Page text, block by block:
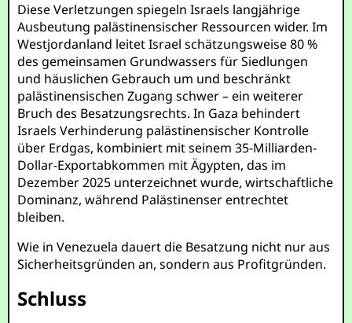
Diese Verletzungen spiegeln Israels langjährige
Ausbeutung palästinensischer Ressourcen wider. Im
Westjordanland leitet Israel schätzungsweise 80 %
des gemeinsamen Grundwassers für Siedlungen
und häuslichen Gebrauch um und beschränkt
palästinensischen Zugang schwer – ein weiterer
Bruch des Besatzungsrechts. In Gaza behindert
Israels Verhinderung palästinensischer Kontrolle
über Erdgas, kombiniert mit seinem 35-Milliarden-
Dollar-Exportabkommen mit Ägypten, das im
Dezember 2025 unterzeichnet wurde, wirtschaftliche
Dominanz, während Palästinenser entrechtet
bleiben.
Wie in Venezuela dauert die Besatzung nicht nur aus
Sicherheitsgründen an, sondern aus Profitgründen.
Schluss